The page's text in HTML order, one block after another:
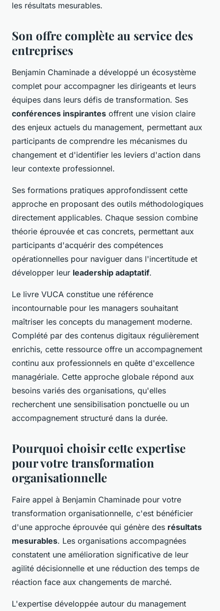
les résultats mesurables.
Son offre complète au service des
entreprises
Benjamin Chaminade a développé un écosystème
complet pour accompagner les dirigeants et leurs
équipes dans leurs défis de transformation. Ses
conférences inspirantes offrent une vision claire
des enjeux actuels du management, permettant aux
participants de comprendre les mécanismes du
changement et d'identifier les leviers d'action dans
leur contexte professionnel.
Ses formations pratiques approfondissent cette
approche en proposant des outils méthodologiques
directement applicables. Chaque session combine
théorie éprouvée et cas concrets, permettant aux
participants d'acquérir des compétences
opérationnelles pour naviguer dans l'incertitude et
développer leur leadership adaptatif.
Le livre VUCA constitue une référence
incontournable pour les managers souhaitant
maîtriser les concepts du management moderne.
Complété par des contenus digitaux régulièrement
enrichis, cette ressource offre un accompagnement
continu aux professionnels en quête d'excellence
managériale. Cette approche globale répond aux
besoins variés des organisations, qu'elles
recherchent une sensibilisation ponctuelle ou un
accompagnement structuré dans la durée.
Pourquoi choisir cette expertise
pour votre transformation
organisationnelle
Faire appel à Benjamin Chaminade pour votre
transformation organisationnelle, c'est bénéficier
d'une approche éprouvée qui génère des résultats
mesurables. Les organisations accompagnées
constatent une amélioration significative de leur
agilité décisionnelle et une réduction des temps de
réaction face aux changements de marché.
L'expertise développée autour du management